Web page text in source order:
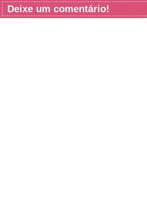
Deixe um comentário!